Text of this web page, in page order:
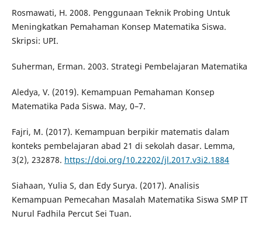
Rosmawati, H. 2008. Penggunaan Teknik Probing Untuk
Meningkatkan Pemahaman Konsep Matematika Siswa.
Skripsi: UPI.
Suherman, Erman. 2003. Strategi Pembelajaran Matematika
Aledya, V. (2019). Kemampuan Pemahaman Konsep
Matematika Pada Siswa. May, 0–7.
Fajri, M. (2017). Kemampuan berpikir matematis dalam
konteks pembelajaran abad 21 di sekolah dasar. Lemma,
3(2), 232878. https://doi.org/10.22202/jl.2017.v3i2.1884
Siahaan, Yulia S, dan Edy Surya. (2017). Analisis
Kemampuan Pemecahan Masalah Matematika Siswa SMP IT
Nurul Fadhila Percut Sei Tuan.